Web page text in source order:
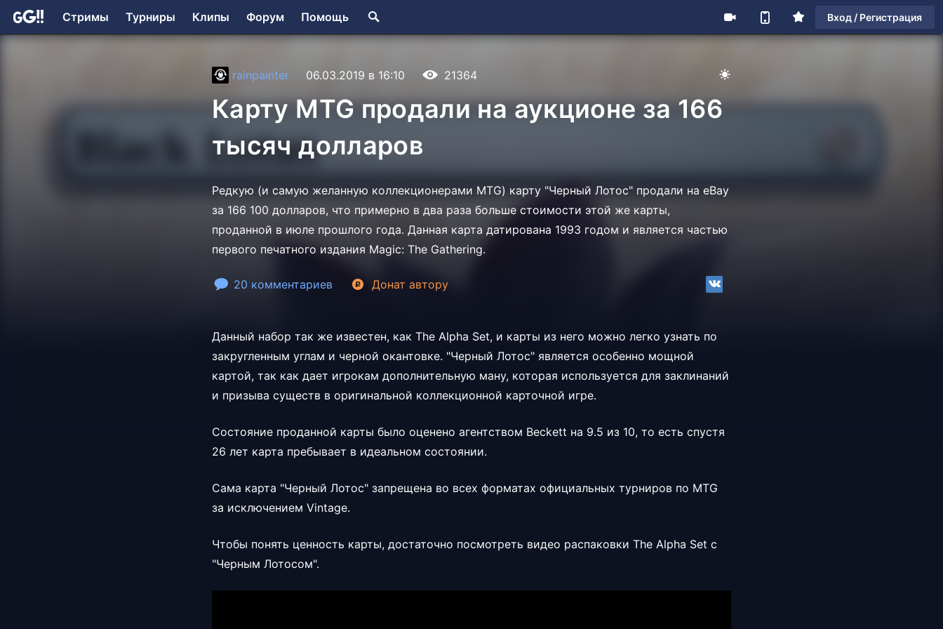
Стримы Турниры Клипы Форум Помощь Вход / Регистрация
rainpainter 06.03.2019 в 16:10 21364
Карту MTG продали на аукционе за 166
тысяч долларов
Редкую (и самую желанную коллекционерами MTG) карту "Черный Лотос" продали на eBay
за 166 100 долларов, что примерно в два раза больше стоимости этой же карты,
проданной в июле прошлого года. Данная карта датирована 1993 годом и является частью
первого печатного издания Magic: The Gathering.
20 комментариев Донат автору
Данный набор так же известен, как The Alpha Set, и карты из него можно легко узнать по
закругленным углам и черной окантовке. "Черный Лотос" является особенно мощной
картой, так как дает игрокам дополнительную ману, которая используется для заклинаний
и призыва существ в оригинальной коллекционной карточной игре.
Состояние проданной карты было оценено агентством Beckett на 9.5 из 10, то есть спустя
26 лет карта пребывает в идеальном состоянии.
Сама карта "Черный Лотос" запрещена во всех форматах официальных турниров по MTG
за исключением Vintage.
Чтобы понять ценность карты, достаточно посмотреть видео распаковки The Alpha Set с
"Черным Лотосом".